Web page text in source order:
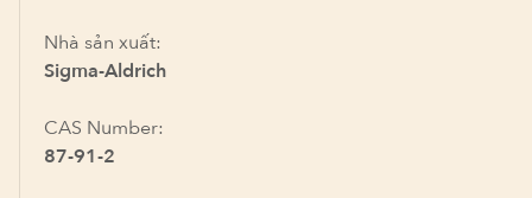
Nhà sản xuất:
Sigma-Aldrich
CAS Number:
87-91-2